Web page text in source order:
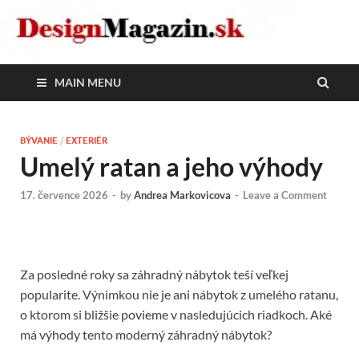
DesignMagazin.sk
Magazín o modernom bývaní
MAIN MENU
BÝVANIE / EXTERIÉR
Umelý ratan a jeho výhody
17. července 2026 - byAndrea Markovicova - Leave a Comment
Za posledné roky sa záhradný nábytok teší veľkej
popularite. Výnimkou nie je ani nábytok z umelého ratanu,
o ktorom si bližšie povieme v nasledujúcich riadkoch. Aké
má výhody tento moderný záhradný nábytok?